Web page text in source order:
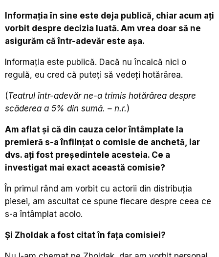
Informația în sine este deja publică, chiar acum ați
vorbit despre decizia luată. Am vrea doar să ne
asigurăm că într-adevăr este așa.
Informația este publică. Dacă nu încalcă nici o
regulă, eu cred că puteți să vedeți hotărârea.
(Teatrul într-adevăr ne-a trimis hotărârea despre
scăderea a 5% din sumă. – n.r.)
Am aflat și că din cauza celor întâmplate la
premieră s-a înființat o comisie de anchetă, iar
dvs. ați fost președintele acesteia. Ce a
investigat mai exact această comisie?
În primul rând am vorbit cu actorii din distribuția
piesei, am ascultat ce spune fiecare despre ceea ce
s-a întâmplat acolo.
Și Zholdak a fost citat în fața comisiei?